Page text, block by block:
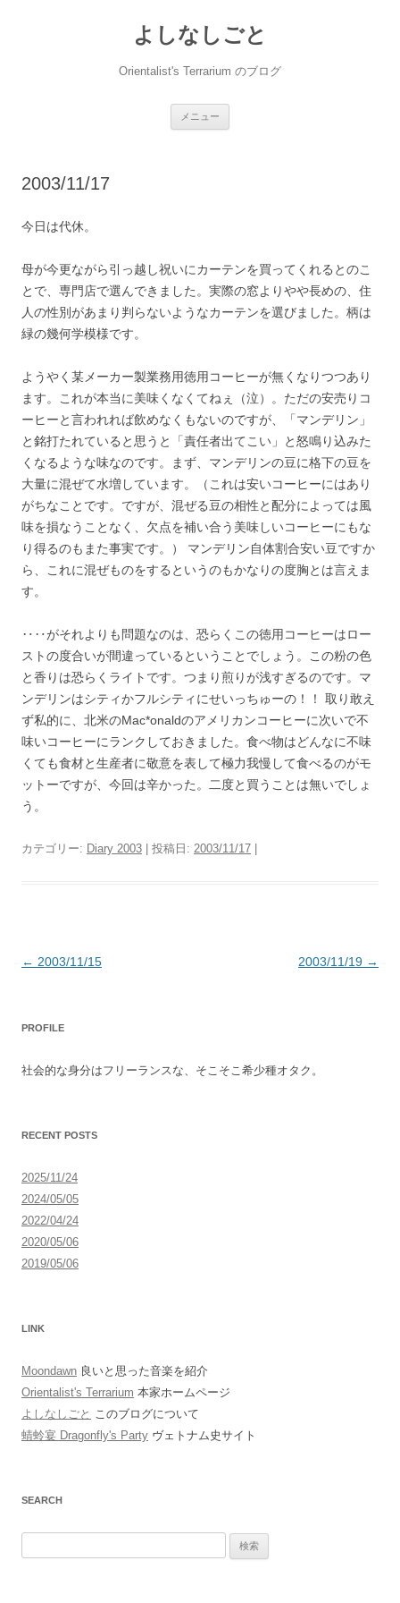
よしなしごと
Orientalist's Terrarium のブログ
メニュー
2003/11/17
今日は代休。
母が今更ながら引っ越し祝いにカーテンを買ってくれるとのこ
とで、専門店で選んできました。実際の窓よりやや長めの、住
人の性別があまり判らないようなカーテンを選びました。柄は
緑の幾何学模様です。
ようやく某メーカー製業務用徳用コーヒーが無くなりつつあり
ます。これが本当に美味くなくてねぇ（泣）。ただの安売りコ
ーヒーと言われれば飲めなくもないのですが、「マンデリン」
と銘打たれていると思うと「責任者出てこい」と怒鳴り込みた
くなるような味なのです。まず、マンデリンの豆に格下の豆を
大量に混ぜて水増しています。（これは安いコーヒーにはあり
がちなことです。ですが、混ぜる豆の相性と配分によっては風
味を損なうことなく、欠点を補い合う美味しいコーヒーにもな
り得るのもまた事実です。） マンデリン自体割合安い豆ですか
ら、これに混ぜものをするというのもかなりの度胸とは言えま
す。
‥‥がそれよりも問題なのは、恐らくこの徳用コーヒーはロー
ストの度合いが間違っているということでしょう。この粉の色
と香りは恐らくライトです。つまり煎りが浅すぎるのです。マ
ンデリンはシティかフルシティにせいっちゅーの！！ 取り敢え
ず私的に、北米のMac*onaldのアメリカンコーヒーに次いで不
味いコーヒーにランクしておきました。食べ物はどんなに不味
くても食材と生産者に敬意を表して極力我慢して食べるのがモ
ットーですが、今回は辛かった。二度と買うことは無いでしょ
う。
カテゴリー: Diary 2003 | 投稿日: 2003/11/17
投
ゲ
ョ
← 2003/11/15 2003/11/19 →
PROFILE
社会的な身分はフリーランスな、そこそこ希少種オタク。
RECENT POSTS
2025/11/24
2024/05/05
2022/04/24
2020/05/06
2019/05/06
LINK
Moondawn 良いと思った音楽を紹介
Orientalist's Terrarium 本家ホームページ
よしなしごと このブログについて
蜻蛉宴 Dragonfly's Party ヴェトナム史サイト
SEARCH